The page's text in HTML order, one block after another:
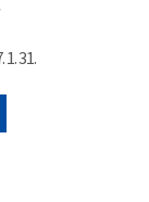
1. 31.